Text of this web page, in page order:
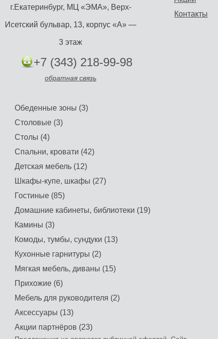
Контакты
г.Екатеринбург, МЦ «ЭМА», Верх-
Исетский бульвар, 13, корпус «А» —
3 этаж
+7 (343) 218-99-98
обратная связь
Обеденные зоны (3)
Столовые (3)
Столы (4)
Спальни, кровати (42)
Детская мебель (12)
Шкафы-купе, шкафы (27)
Гостиные (85)
Домашние кабинеты, библиотеки (19)
Камины (3)
Комоды, тумбы, сундуки (13)
Кухонные гарнитуры (2)
Мягкая мебель, диваны (15)
Прихожие (6)
Мебель для руководителя (2)
Аксессуары (13)
Акции партнёров (23)